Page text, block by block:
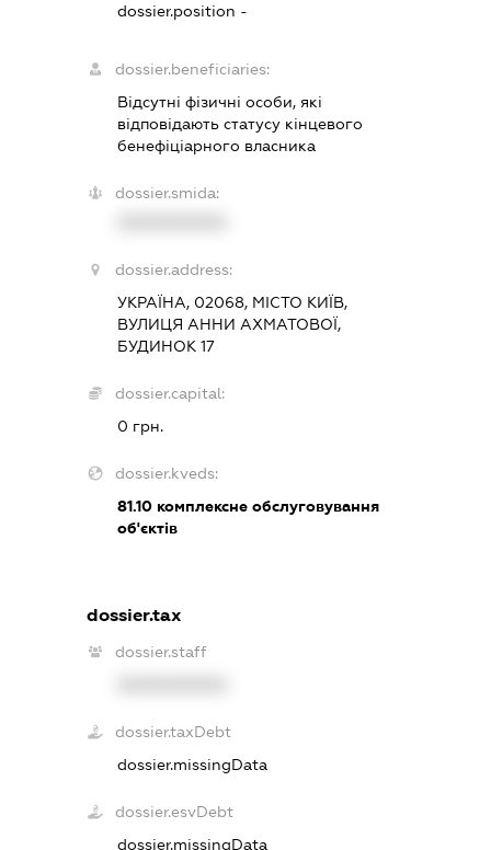
dossier.position -
dossier.beneficiaries:
Відсутні фізичні особи, які
відповідають статусу кінцевого
бенефіціарного власника
dossier.smida:
dossier.address:
УКРАЇНА, 02068, МІСТО КИЇВ,
ВУЛИЦЯ АННИ АХМАТОВОЇ,
БУДИНОК 17
dossier.capital:
0 грн.
dossier.kveds:
81.10 комплексне обслуговування
об'єктів
dossier.tax
dossier.staff
dossier.taxDebt
dossier.missingData
dossier.esvDebt
dossier.missingData